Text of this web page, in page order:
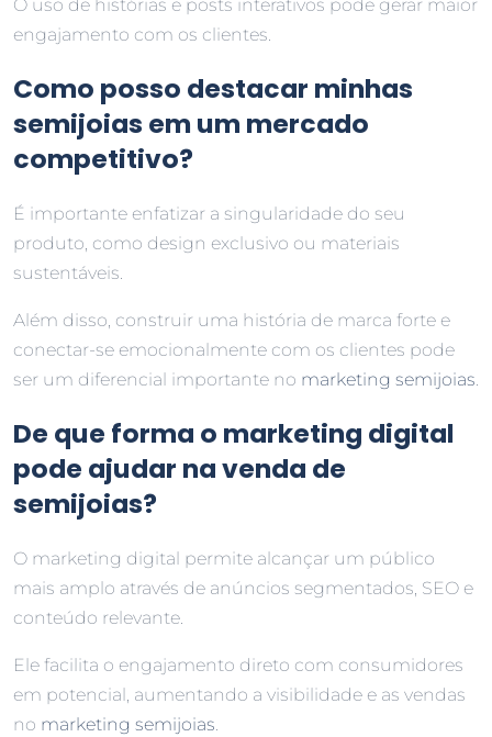
O uso de histórias e posts interativos pode gerar maior
engajamento com os clientes.
Como posso destacar minhas
semijoias em um mercado
competitivo?
É importante enfatizar a singularidade do seu
produto, como design exclusivo ou materiais
sustentáveis.
Além disso, construir uma história de marca forte e
conectar-se emocionalmente com os clientes pode
ser um diferencial importante no marketing semijoias.
De que forma o marketing digital
pode ajudar na venda de
semijoias?
O marketing digital permite alcançar um público
mais amplo através de anúncios segmentados, SEO e
conteúdo relevante.
Ele facilita o engajamento direto com consumidores
em potencial, aumentando a visibilidade e as vendas
no marketing semijoias.